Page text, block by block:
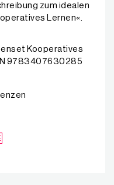
zum idealen
Lernen«.
Kooperatives
9783407630285